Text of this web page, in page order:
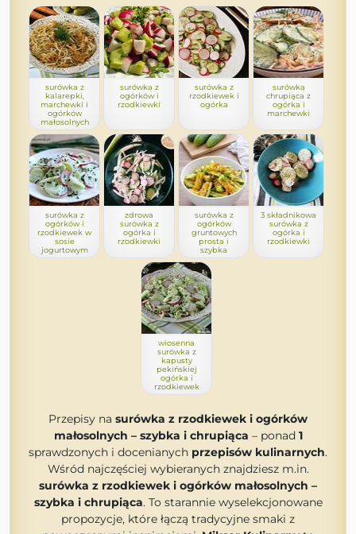
surówka z
kalarepki,
marchewki i
ogórków
małosolnych
surówka z
ogórków i
rzodkiewki
surówka z
rzodkiewek i
ogórka
surówka
chrupiąca z
ogórka i
marchewki
surówka z
ogórków i
rzodkiewek w
sosie
jogurtowym
zdrowa
surówka z
ogórka i
rzodkiewki
surówka z
ogórków
gruntowych
prosta i
szybka
3 składnikowa
surówka z
ogórka i
rzodkiewki
wiosenna
surówka z
kapusty
pekińskiej
ogórka i
rzodkiewek
Przepisy na surówka z rzodkiewek i ogórków
małosolnych – szybka i chrupiąca – ponad 1
sprawdzonych i docenianych przepisów kulinarnych.
Wśród najczęściej wybieranych znajdziesz m.in.
surówka z rzodkiewek i ogórków małosolnych –
szybka i chrupiąca. To starannie wyselekcjonowane
propozycje, które łączą tradycyjne smaki z